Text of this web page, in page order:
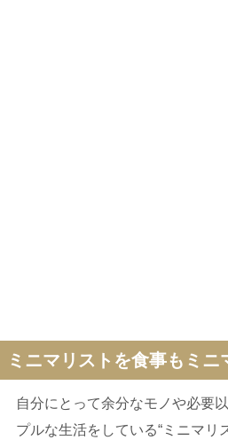
ミニマリストを食事もミニ
自分にとって余分なモノや必要
プルな生活をしている“ミニマリ